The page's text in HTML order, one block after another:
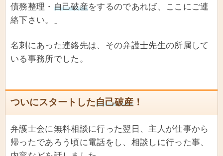
債務整理・ 自己破産をするのであれば、ここにご連
絡下さい。」
名刺にあった連絡先は、その弁護士先生の所属して
いる事務所でした。
ついにスタートした自己破産 ！
弁護士会に無料相談に行った翌日、主人が仕事から
帰ったであろう頃に電話をし、相談しに行った事、